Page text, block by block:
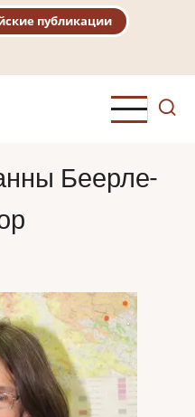
публикации
Беерле-